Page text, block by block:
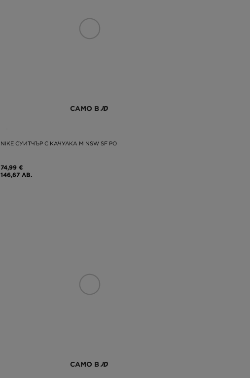
САМО В
NIKE СУИТЧЪР С КАЧУЛКА M NSW SF PO
74,99 €
146,67 ЛВ.
САМО В